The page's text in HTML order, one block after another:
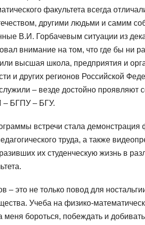
факультета всегда
другими людьми и самим
В.И. Горбачевым ситуации из
внимание на том, что где бы ни
высшая школа, предприятия и
и других регионов Российской
– везде достойно проявляют
– БГПУ – БГУ.
встречи стала демонстрация
труда, а также
их студенческую жизнь в
– это не только повод для
Учеба на физико-
бороться, побеждать и